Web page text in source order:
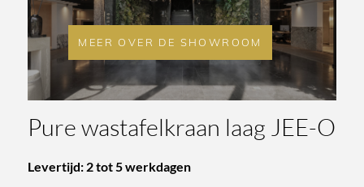
MEER OVER DE SHOWROOM
Pure wastafelkraan laag JEE-O
Levertijd: 2 tot 5 werkdagen